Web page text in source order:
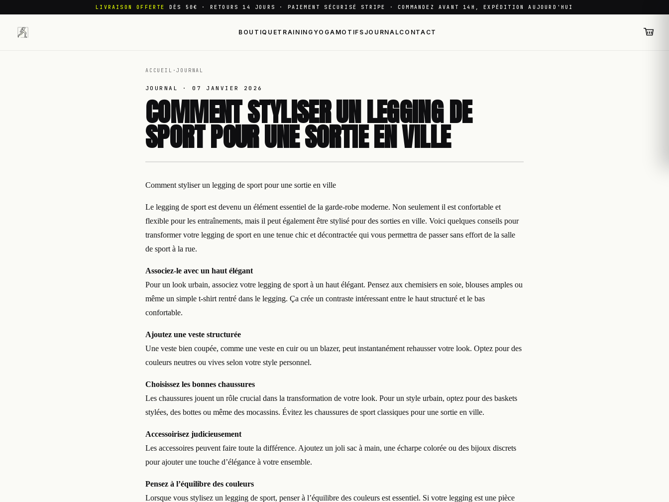
LIVRAISON OFFERTE DÈS 50€ · RETOURS 14 JOURS · PAIEMENT SÉCURISÉ STRIPE · COMMANDEZ AVANT 14H, EXPÉDITION AUJOURD'HUI
BOUTIQUETRAINING YOGA MOTIFS JOURNALCONTACT
ACCUEIL ·JOURNAL
JOURNAL ·07 JANVIER 2026
COMMENT STYLISER UN LEGGING DE
SPORT POUR UNE SORTIE EN VILLE
Comment styliser un legging de sport pour une sortie en ville
Le legging de sport est devenu un élément essentiel de la garde-robe moderne. Non seulement il est confortable et
flexible pour les entraînements, mais il peut également être stylisé pour des sorties en ville. Voici quelques conseils pour
transformer votre legging de sport en une tenue chic et décontractée qui vous permettra de passer sans effort de la salle
de sport à la rue.
Associez-le avec un haut élégant
Pour un look urbain, associez votre legging de sport à un haut élégant. Pensez aux chemisiers en soie, blouses amples ou
même un simple t-shirt rentré dans le legging. Ça crée un contraste intéressant entre le haut structuré et le bas
confortable.
Ajoutez une veste structurée
Une veste bien coupée, comme une veste en cuir ou un blazer, peut instantanément rehausser votre look. Optez pour des
couleurs neutres ou vives selon votre style personnel.
Choisissez les bonnes chaussures
Les chaussures jouent un rôle crucial dans la transformation de votre look. Pour un style urbain, optez pour des baskets
stylées, des bottes ou même des mocassins. Évitez les chaussures de sport classiques pour une sortie en ville.
Accessoirisez judicieusement
Les accessoires peuvent faire toute la différence. Ajoutez un joli sac à main, une écharpe colorée ou des bijoux discrets
pour ajouter une touche d’élégance à votre ensemble.
Pensez à l’équilibre des couleurs
Lorsque vous stylisez un legging de sport, penser à l’équilibre des couleurs est essentiel. Si votre legging est une pièce